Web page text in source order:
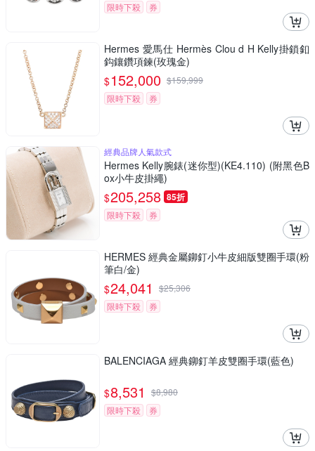
限時下殺
券
Hermes 愛馬仕 Hermès Clou d H Kelly掛鎖釦
鈎鑲鑽項鍊(玫瑰金)
$152,000 $159,999
限時下殺
券
經典品牌人氣款式
Hermes Kelly腕錶(迷你型)(KE4.110) (附黑色B
ox小牛皮掛繩)
$205,258 85折
限時下殺 券
HERMES 經典金屬鉚釘小牛皮細版雙圈手環(粉
筆白/金)
$24,041 $25,306
限時下殺
券
BALENCIAGA 經典鉚釘羊皮雙圈手環(藍色)
$8,531 $8,980
限時下殺
券